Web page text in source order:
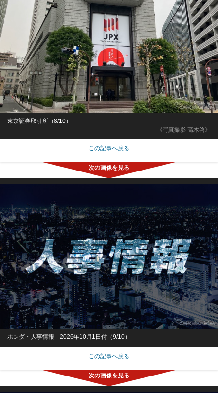
《写真撮影 高木啓》
東京証券取引所（8/10）
この記事へ戻る
ホンダ・人事情報 2026年10月1日付（9/10）
この記事へ戻る